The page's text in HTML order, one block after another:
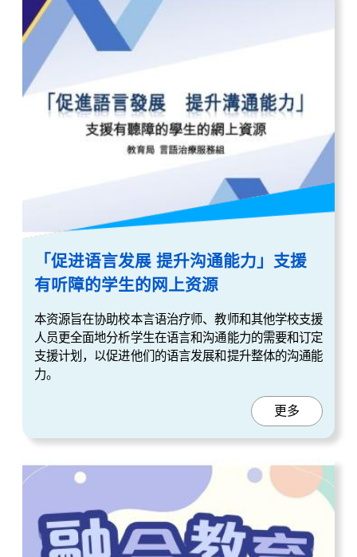
「促进语言发展 提升沟通能力」支援
有听障的学生的网上资源
本资源旨在协助校本言语治疗师、教师和其他学校支援
人员更全面地分析学生在语言和沟通能力的需要和订定
支援计划，以促进他们的语言发展和提升整体的沟通能
力。
更多